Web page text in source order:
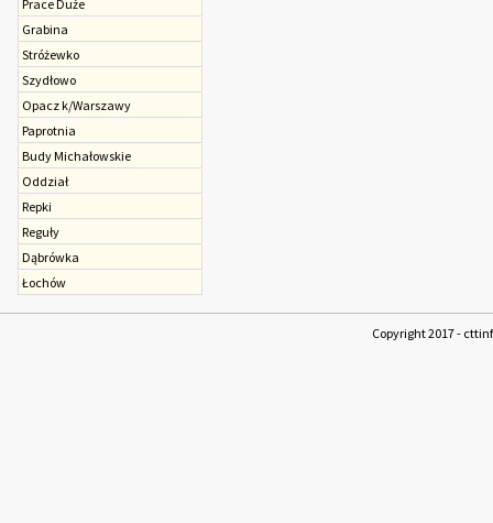
Prace Duże
Grabina
Stróżewko
Szydłowo
Opacz k/Warszawy
Paprotnia
Budy Michałowskie
Oddział
Repki
Reguły
Dąbrówka
Łochów
Copyright 2017 -